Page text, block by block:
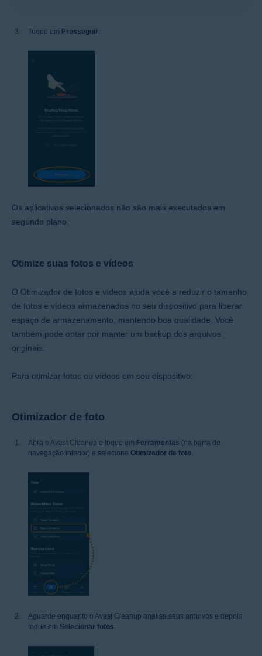
Toque em Prosseguir
Os aplicativos selecionados não são mais executados em
segundo plano.
Otimize suas fotos e vídeos
O Otimizador de fotos e vídeos ajuda você a reduzir o tamanho
de fotos e vídeos armazenados no seu dispositivo para liberar
espaço de armazenamento, mantendo boa qualidade. Você
também pode optar por manter um backup dos arquivos
originais.
Para otimizar fotos ou vídeos em seu dispositivo:
Otimizador de foto
Abra o Avast Cleanup e toque em Ferramentas (na barra de
navegação inferior) e selecione Otimizador de foto
Aguarde enquanto o Avast Cleanup analisa seus arquivos e depois
toque em Selecionar fotos.